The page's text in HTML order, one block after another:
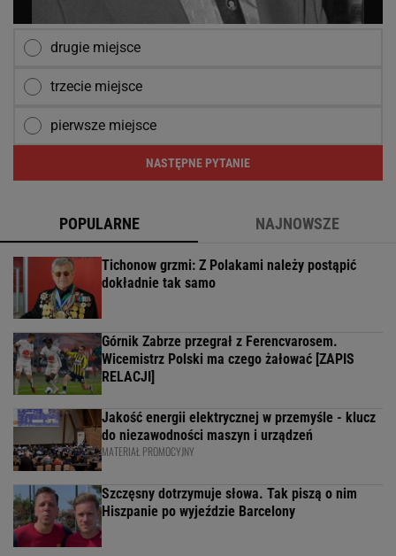
drugie miejsce
trzecie miejsce
pierwsze miejsce
NASTĘPNE PYTANIE
POPULARNE NAJNOWSZE
Tichonow grzmi: Z Polakami należy postąpić
dokładnie tak samo
Górnik Zabrze przegrał z Ferencvarosem.
Wicemistrz Polski ma czego żałować [ZAPIS
RELACJI]
Jakość energii elektrycznej w przemyśle - klucz
do niezawodności maszyn i urządzeń
MATERIAŁ PROMOCYJNY
Szczęsny dotrzymuje słowa. Tak piszą o nim
Hiszpanie po wyjeździe Barcelony